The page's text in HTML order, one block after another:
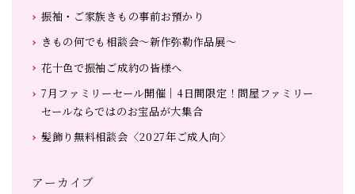
振袖・ご家族きもの事前お預かり
きもの何でも相談会～新作弥勒作品展～
花十色で振袖ご成約の皆様へ
7月ファミリーセール開催｜4日間限定！問屋ファミリー
セールならではのお宝品が大集合
髪飾り無料相談会〈2027年ご成人向〉
アーカイブ